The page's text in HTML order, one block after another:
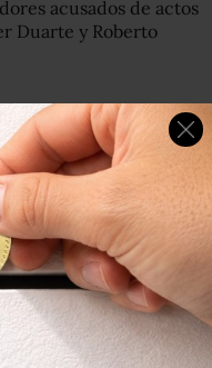
acusados de actos
Duarte y Roberto
que el abanderado
de Chihuahua, César
“¿de qué
te tocó?”.
León dijo que para
independencia
los diputados, y puso
donde, aseguró, que el
“por la sociedad”, sin